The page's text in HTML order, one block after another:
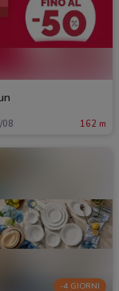
08 162 m
-4 GIORNI